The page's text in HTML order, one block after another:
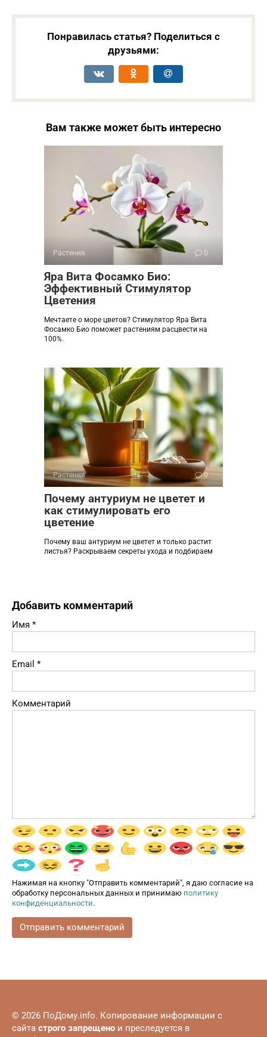
Понравилась статья? Поделиться с
друзьями:
Вам также может быть интересно
Растения 0
Яра Вита Фосамко Био:
Эффективный Стимулятор
Цветения
Мечтаете о море цветов? Стимулятор Яра Вита
Фосамко Био поможет растениям расцвести на
100%.
Растения 0
Почему антуриум не цветет и
как стимулировать его
цветение
Почему ваш антуриум не цветет и только растит
листья? Раскрываем секреты ухода и подбираем
Добавить комментарий
Имя *
Email *
Комментарий
Нажимая на кнопку "Отправить комментарий", я даю согласие на
обработку персональных данных и принимаю политику
конфиденциальности.
© 2026 ПоДому.info. Копирование информации с
сайта строго запрещено и преследуется в